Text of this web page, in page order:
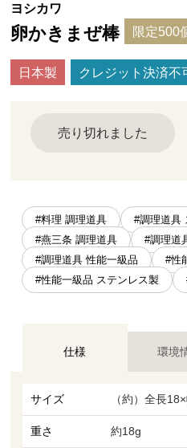
ヨシカワ
卵かきまぜ棒 限定500
日本製 クレジット決済不
売り切れました
#料理 調理道具
#調理道具
#燕三条 調理道具
#調理道
#調理道具 性能一級品
#性
#性能一級品 ステンレス製
仕様 環境
サイズ （約）全長
重さ 約18g